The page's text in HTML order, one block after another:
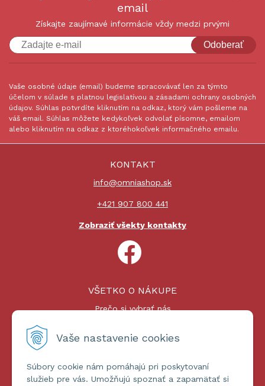
Vaše nastavenie cookies
Súbory cookie nám pomáhajú pri poskytovaní
služieb pre vás. Umožňujú spoznať a zapamätať si
email
Získajte zaujímavé informácie vždy medzi prvými
Odoberať
Vaše osobné údaje (email) budeme spracovávať len za týmto
účelom v súlade s platnou legislatívou a zásadami ochrany osobných
údajov. Súhlas potvrdíte kliknutím na odkaz, ktorý vám pošleme na
váš email. Súhlas môžete kedykoľvek odvolať písomne, emailom
alebo kliknutím na odkaz z ktoréhokoľvek informačného emailu.
KONTAKT
info@omniashop.sk
+421 907 800 441
Zobraziť všekty kontakty
VŠETKO O NÁKUPE
Prečo si vybrať nás
Platby a doprava
ĎALŠIE INFORMÁCIE